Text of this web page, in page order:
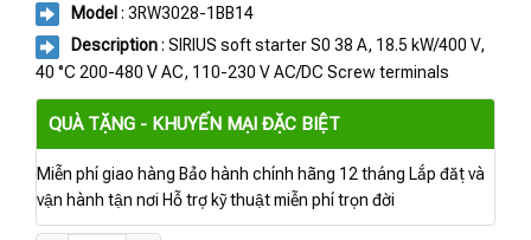
là:
9.360.000 VNĐ.
7.110.000 VNĐ.
Model : 3RW3028-1BB14
Description: SIRIUS soft starter S0 38 A, 18.5 kW/400 V,
40 °C 200-480 V AC, 110-230 V AC/DC Screw terminals
QUÀ TẶNG - KHUYẾN MẠI ĐẶC BIỆT
Miễn phí giao hàng Bảo hành chính hãng 12 tháng Lắp đặt và
vận hành tận nơi Hỗ trợ kỹ thuật miễn phí trọn đời